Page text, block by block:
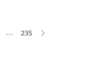
… 235